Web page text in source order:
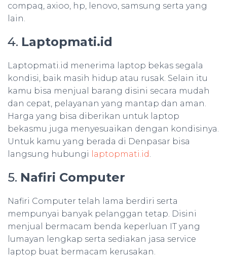
compaq, axioo, hp, lenovo, samsung serta yang
lain.
4. Laptopmati.id
Laptopmati.id menerima laptop bekas segala
kondisi, baik masih hidup atau rusak. Selain itu
kamu bisa menjual barang disini secara mudah
dan cepat, pelayanan yang mantap dan aman.
Harga yang bisa diberikan untuk laptop
bekasmu juga menyesuaikan dengan kondisinya.
Untuk kamu yang berada di Denpasar bisa
langsung hubungi
laptopmati.id.
5. Nafiri Computer
Nafiri Computer telah lama berdiri serta
mempunyai banyak pelanggan tetap. Disini
menjual bermacam benda keperluan IT yang
lumayan lengkap serta sediakan jasa service
laptop buat bermacam kerusakan.